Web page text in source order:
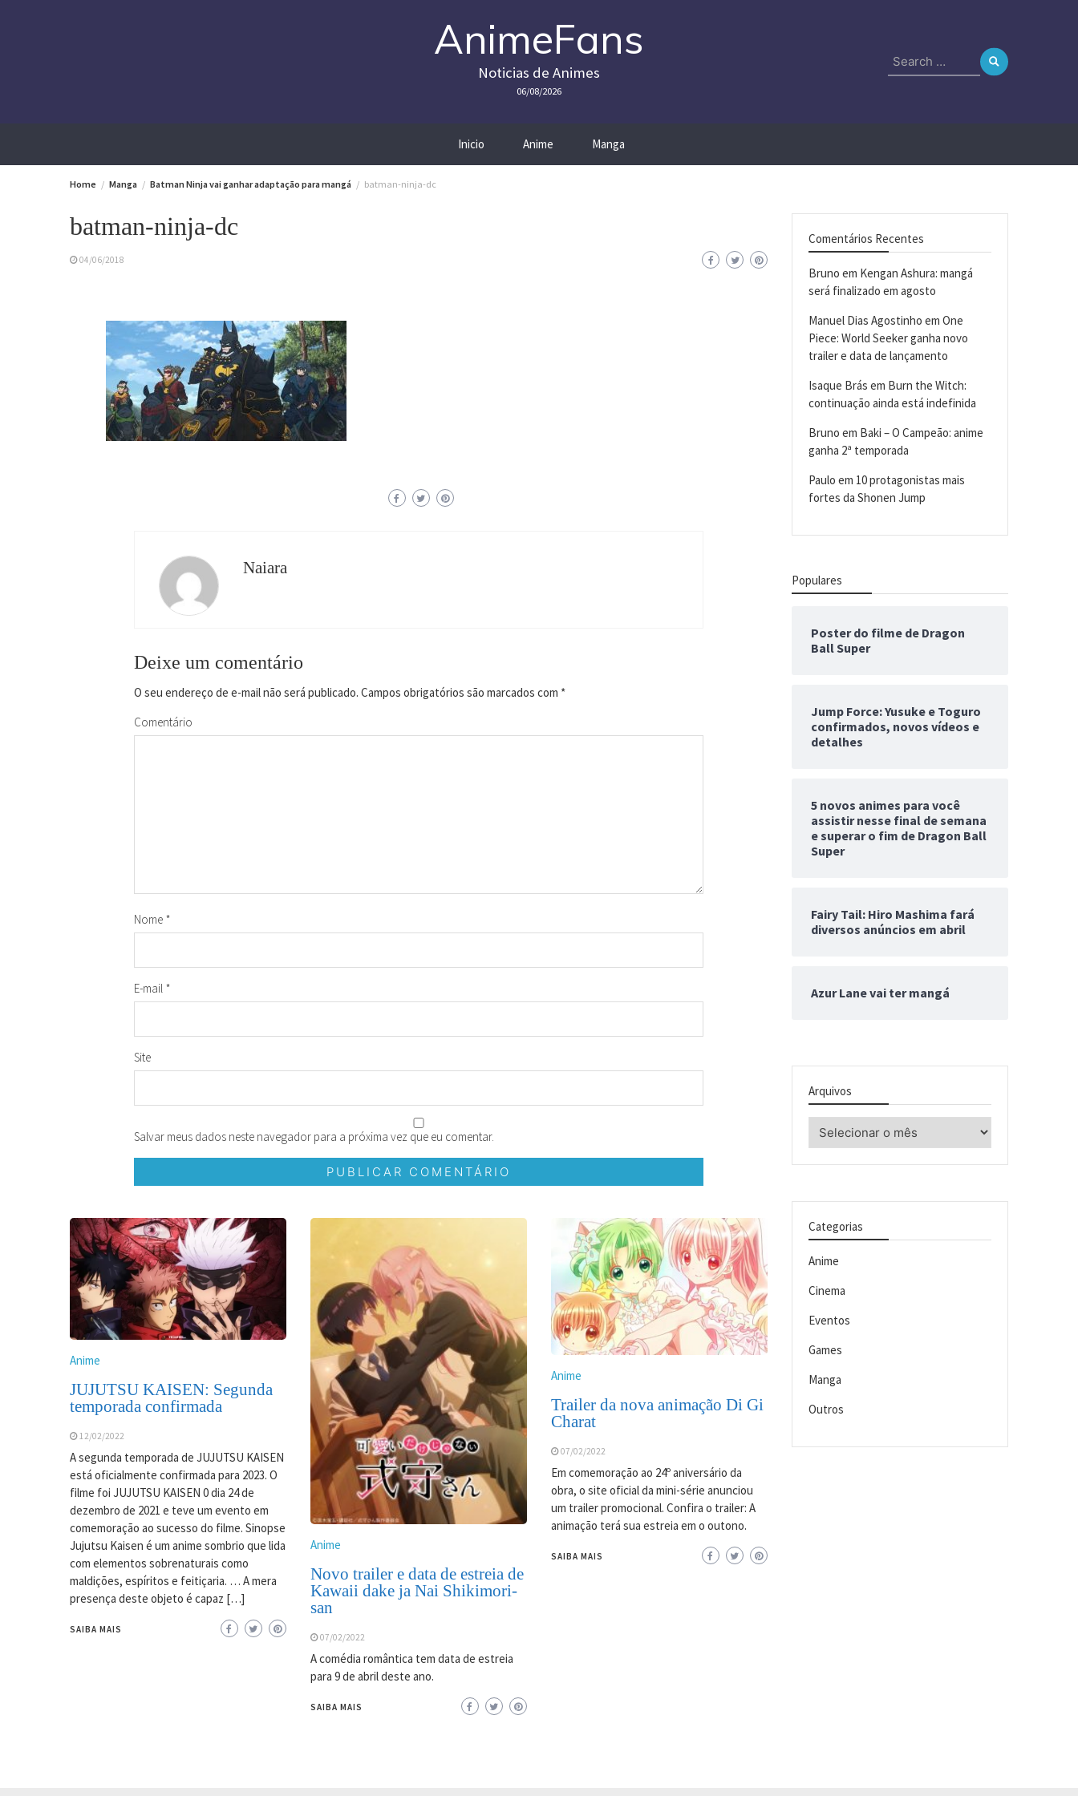
AnimeFans
Noticias de Animes
06/08/2026
Search
for:
Inicio Anime Manga
Home Manga Batman Ninja vai ganhar adaptação para mangá batman-ninja-dc
batman-ninja-dc
04/06/2018
Naiara
Deixe um comentário
O seu endereço de e-mail não será publicado. Campos obrigatórios são marcados com *
Comentário
Nome *
E-mail *
Site
Salvar meus dados neste navegador para a próxima vez que eu comentar.
Anime
JUJUTSU KAISEN: Segunda
temporada confirmada
12/02/2022
A segunda temporada de JUJUTSU KAISEN
está oficialmente confirmada para 2023. O
filme foi JUJUTSU KAISEN 0 dia 24 de
dezembro de 2021 e teve um evento em
comemoração ao sucesso do filme. Sinopse
Jujutsu Kaisen é um anime sombrio que lida
com elementos sobrenaturais como
maldições, espíritos e feitiçaria. … A mera
presença deste objeto é capaz […]
SAIBA MAIS
Anime
Novo trailer e data de estreia de
Kawaii dake ja Nai Shikimori-
san
07/02/2022
A comédia romântica tem data de estreia
para 9 de abril deste ano.
SAIBA MAIS
Anime
Trailer da nova animação Di Gi
Charat
07/02/2022
Em comemoração ao 24º aniversário da
obra, o site oficial da mini-série anunciou
um trailer promocional. Confira o trailer: A
animação terá sua estreia em o outono.
SAIBA MAIS
Comentários Recentes
Bruno em Kengan Ashura: mangá
será finalizado em agosto
Manuel Dias Agostinho em One
Piece: World Seeker ganha novo
trailer e data de lançamento
Isaque Brás em Burn the Witch:
continuação ainda está indefinida
Bruno em Baki – O Campeão: anime
ganha 2ª temporada
Paulo em 10 protagonistas mais
fortes da Shonen Jump
Populares
Poster do filme de Dragon
Ball Super
Jump Force: Yusuke e Toguro
confirmados, novos vídeos e
detalhes
5 novos animes para você
assistir nesse final de semana
e superar o fim de Dragon Ball
Super
Fairy Tail: Hiro Mashima fará
diversos anúncios em abril
Azur Lane vai ter mangá
Arquivos
Arquivos
Categorias
Anime
Cinema
Eventos
Games
Manga
Outros